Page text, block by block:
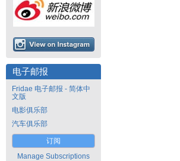
电子邮报
Fridae 电子邮报 - 简体中
文版
电影俱乐部
汽车俱乐部
订阅
Manage Subscriptions